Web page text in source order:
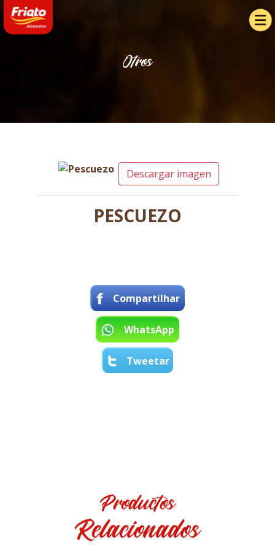
Otros
Descargar imagen
PESCUEZO
Compartilhar
WhatsApp
Tweetar
Productos
Relacionados